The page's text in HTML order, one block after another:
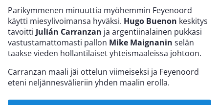
Parikymmenen minuuttia myöhemmin Feyenoord
käytti miesylivoimansa hyväksi. Hugo Buenon keskitys
tavoitti Julián Carranzan ja argentiinalainen pukkasi
vastustamattomasti pallon Mike Maignanin selän
taakse vieden hollantilaiset yhteismaaleissa johtoon.
Carranzan maali jäi ottelun viimeiseksi ja Feyenoord
eteni neljännesvälieriin yhden maalin erolla.